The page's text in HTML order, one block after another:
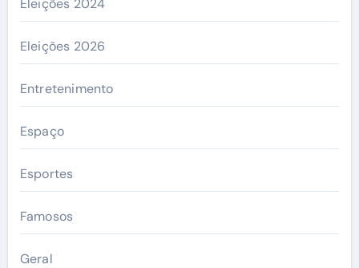
Eleições 2024
Eleições 2026
Entretenimento
Espaço
Esportes
Famosos
Geral